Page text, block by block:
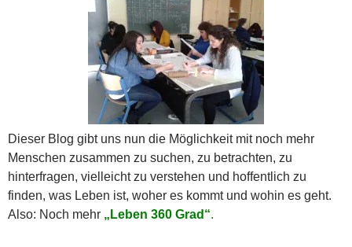
Dieser Blog gibt uns nun die Möglichkeit mit noch mehr
Menschen zusammen zu suchen, zu betrachten, zu
hinterfragen, vielleicht zu verstehen und hoffentlich zu
finden, was Leben ist, woher es kommt und wohin es geht.
Also: Noch mehr „Leben 360 Grad“.